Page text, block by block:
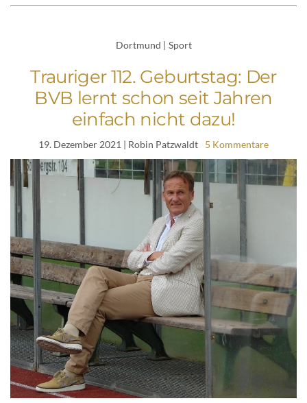
Dortmund | Sport
Trauriger 112. Geburtstag: Der
BVB lernt schon seit Jahren
einfach nicht dazu!
19. Dezember 2021 | Robin Patzwaldt 5 Kommentare